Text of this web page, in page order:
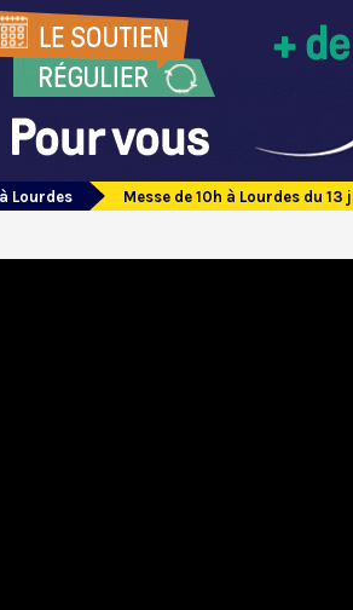
Lourdes Messe de 10h à Lourdes du 13